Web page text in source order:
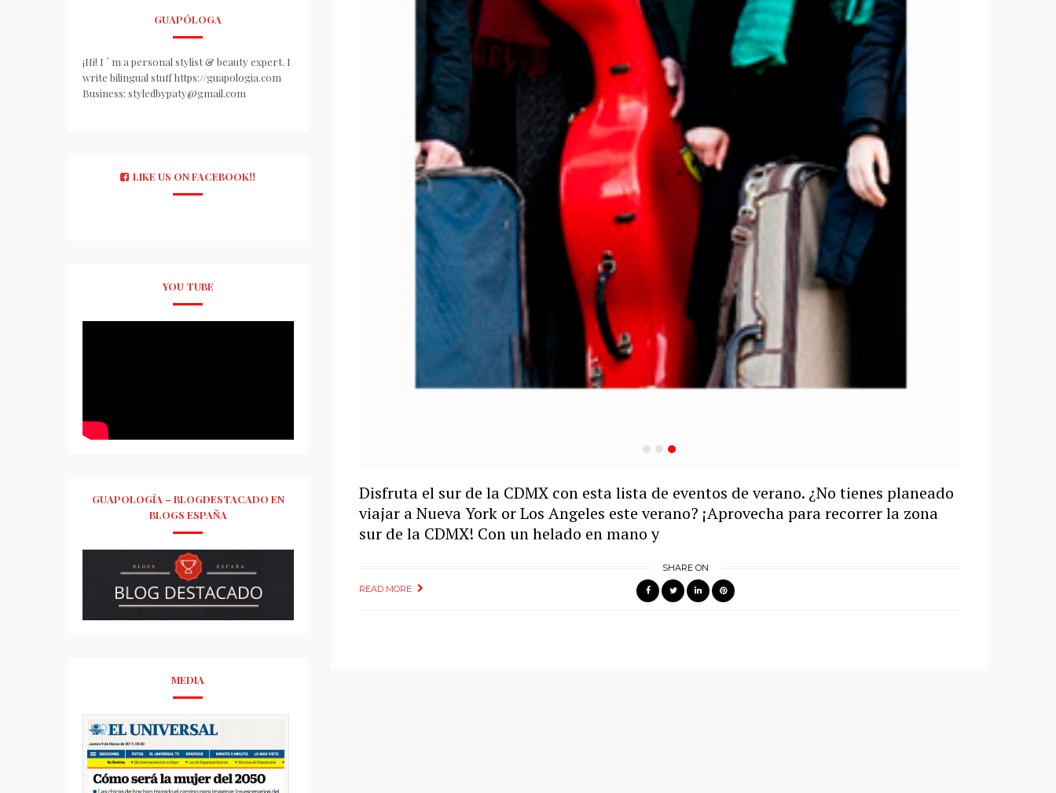
Disfruta el sur de la CDMX con esta lista de eventos de verano. ¿No tienes planeado
viajar a Nueva York or Los Angeles este verano? ¡Aprovecha para recorrer la zona
sur de la CDMX! Con un helado en mano y
READ MORE
SHARE ON
GUAPÓLOGA
¡Hi! I ´ m a personal stylist & beauty expert. I
write bilingual stuff https://guapologia.com
Business: styledbypaty@gmail.com
LIKE US ON FACEBOOK!!
YOU TUBE
GUAPOLOGÍA – BLOGDESTACADO EN
BLOGS ESPAÑA
MEDIA